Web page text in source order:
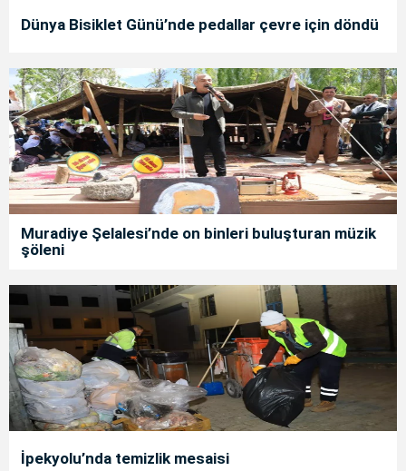
Dünya Bisiklet Günü’nde pedallar çevre için döndü
Muradiye Şelalesi’nde on binleri buluşturan müzik
şöleni
İpekyolu’nda temizlik mesaisi